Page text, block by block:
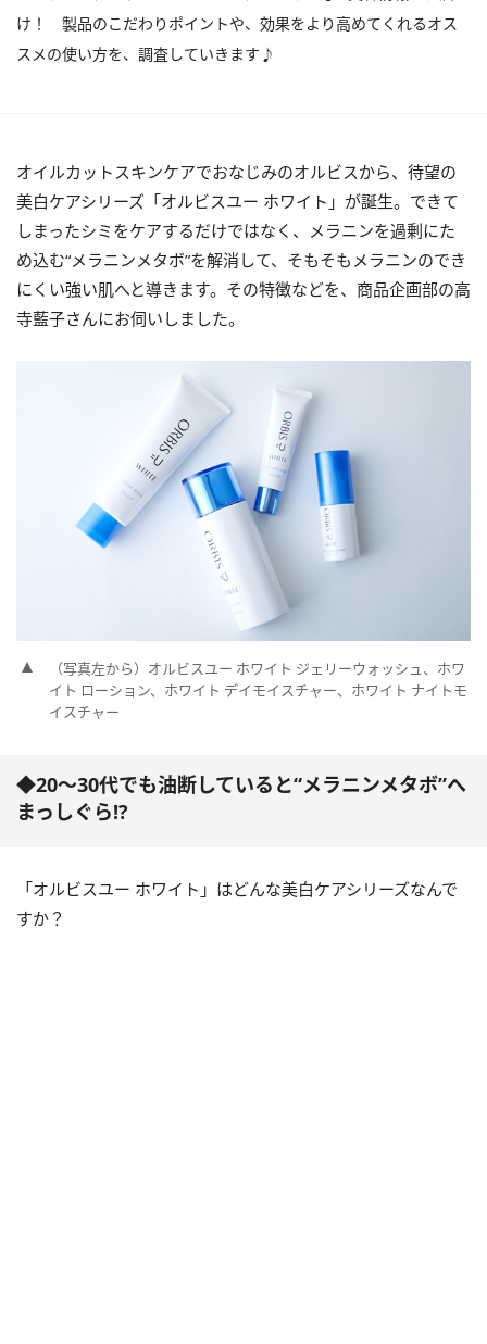
け！ 製品のこだわりポイントや、効果をより高めてくれるオス
スメの使い方を、調査していきます♪
オイルカットスキンケアでおなじみのオルビスから、待望の
美白ケアシリーズ「オルビスユー ホワイト」が誕生。できて
しまったシミをケアするだけではなく、メラニンを過剰にた
め込む“メラニンメタボ”を解消して、そもそもメラニンのでき
にくい強い肌へと導きます。その特徴などを、商品企画部の高
寺藍子さんにお伺いしました。
（写真左から）オルビスユー ホワイト ジェリーウォッシュ、ホワ
イト ローション、ホワイト デイモイスチャー、ホワイト ナイトモ
イスチャー
◆20～30代でも油断していると“メラニンメタボ”へ
まっしぐら!?
「オルビスユー ホワイト」はどんな美白ケアシリーズなんで
すか？